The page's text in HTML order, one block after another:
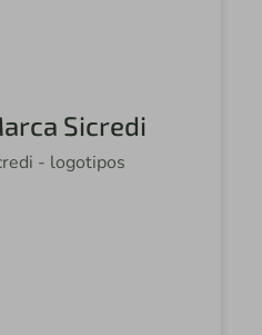
Sicredi
- logotipos